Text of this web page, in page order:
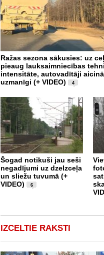
Ražas sezona sākusies: uz
pieaug lauksaimniecības
intensitāte, autovadītāji
uzmanīgi (+ VIDEO)
4
Šogad notikuši jau seši
negadījumi uz dzelzceļa
un sliežu tuvumā (+
VIDEO)
6
IZCELTIE RAKSTI